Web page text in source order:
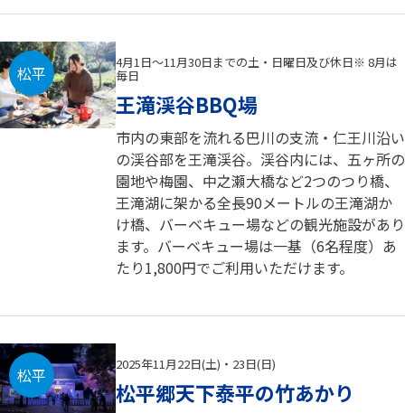
松平
4月1日～11月30日までの土・日曜日及び休日※ 8月は
毎日
王滝渓谷BBQ場
市内の東部を流れる巴川の支流・仁王川沿い
の渓谷部を王滝渓谷。渓谷内には、五ヶ所の
園地や梅園、中之瀬大橋など2つのつり橋、
王滝湖に架かる全長90メートルの王滝湖か
け橋、バーベキュー場などの観光施設があり
ます。バーベキュー場は一基（6名程度）あ
たり1,800円でご利用いただけます。
松平
2025年11月22日(土)・23日(日)
松平郷天下泰平の竹あかり